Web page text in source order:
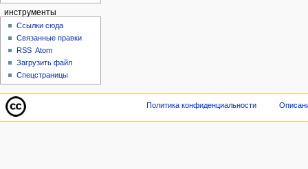
инструменты
Ссылки сюда
Связанные правки
RSS Atom
Загрузить файл
Спецстраницы
Политика конфиденциальности